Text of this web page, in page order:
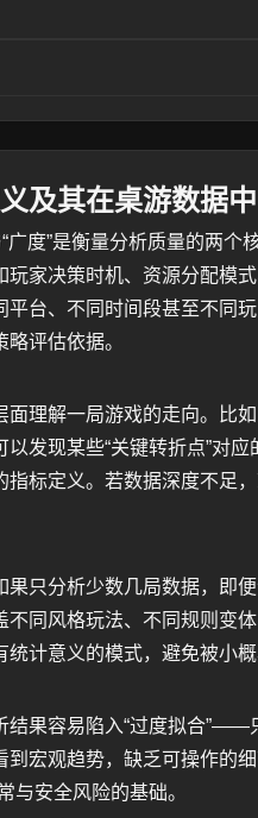
及其在桌游数据
广度”是衡量分析质量的两个
家决策时机、资源分配模
台、不同时间段甚至不同
评估依据。
面理解一局游戏的走向。比
发现某些“关键转折点”对
指标定义。若数据深度不足
果只分析少数几局数据，即
不同风格玩法、不同规则变
统计意义的模式，避免被小
结果容易陷入“过度拟合
宏观趋势，缺乏可操作的
与安全风险的基础。